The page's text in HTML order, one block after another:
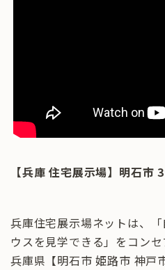
【兵庫 住宅展示場】明石市
兵庫住宅展示場ネットは、
ウスを見学できる」をコンセ
兵庫県【明石市 姫路市 神戸